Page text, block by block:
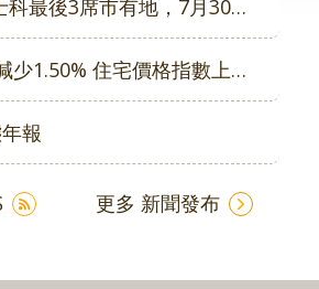
地，7月30日公告招商，歡迎投標。
住宅價格指數上升0.78%
報
更多 新聞發布